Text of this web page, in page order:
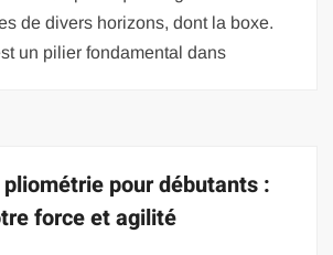
de divers horizons, dont la boxe.
un pilier fondamental dans
pour débutants :
force et agilité